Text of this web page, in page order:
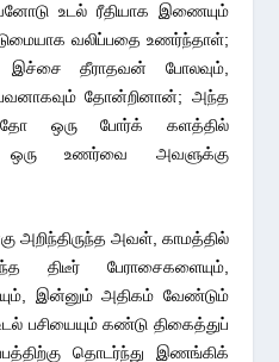
உடல் ரீதியாக இணையும்
வலிப்பதை உணர்ந்தாள்;
தீராதவன் போலவும்,
தோன்றினான்; அந்த
ஒரு போர்க் களத்தில்
ஒரு உணர்வை அவளுக்கு
அவள், காமத்தில்
திடீர் பேராசைகளையும்,
இன்னும் அதிகம் வேண்டும்
பசியையும் கண்டு திகைத்துப்
தொடர்ந்து இணங்கிக்